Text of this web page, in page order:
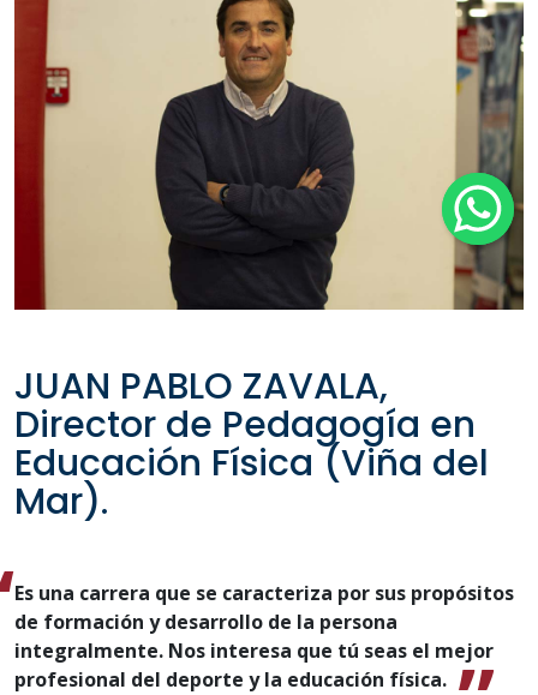
JUAN PABLO ZAVALA,
Director de Pedagogía en
Educación Física (Viña del
Mar).
Es una carrera que se caracteriza por sus propósitos
de formación y desarrollo de la persona
integralmente. Nos interesa que tú seas el mejor
profesional del deporte y la educación física.